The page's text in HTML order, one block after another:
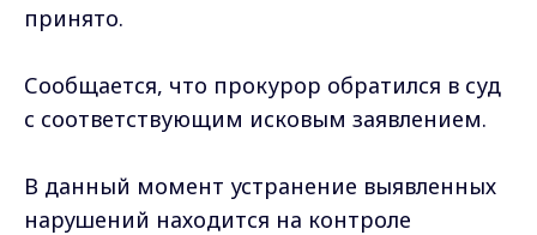
принято.
Сообщается, что прокурор обратился в суд
с соответствующим исковым заявлением.
В данный момент устранение выявленных
нарушений находится на контроле